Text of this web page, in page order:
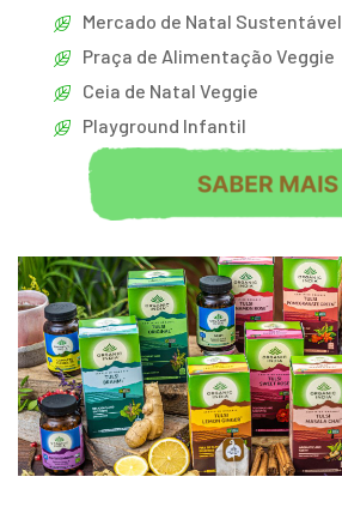
Mercado de Natal Sustentável
Praça de Alimentação Veggie
Ceia de Natal Veggie
Playground Infantil